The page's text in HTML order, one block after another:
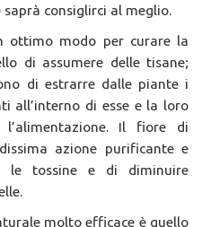
consiglirci al meglio.
ottimo modo per curare la
di assumere delle tisane;
di estrarre dalle piante i
all’interno di esse e la loro
l’alimentazione. Il fiore di
azione purificante e
le tossine e di diminuire
molto efficace è quello